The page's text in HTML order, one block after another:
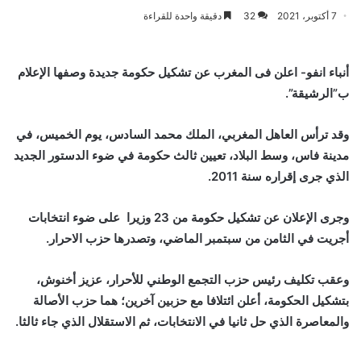
7 أكتوبر، 2021 32 دقيقة واحدة للقراءة
أنباء انفو- اعلن فى المغرب عن تشكيل حكومة جديدة وصفها الإعلام
ب”الرشيقة”.
وقد ترأس العاهل المغربي، الملك محمد السادس، يوم الخميس، في
مدينة فاس، وسط البلاد، تعيين ثالث حكومة في ضوء الدستور الجديد
الذي جرى إقراره سنة 2011.
وجرى الإعلان عن تشكيل حكومة من 23 وزيرا على ضوء انتخابات
أجريت في الثامن من سبتمبر الماضي، وتصدرها حزب الاحرار.
وعقب تكليف رئيس حزب التجمع الوطني للأحرار، عزيز أخنوش،
بتشكيل الحكومة، أعلن ائتلافا مع حزبين آخرين؛ هما حزب الأصالة
والمعاصرة الذي حل ثانيا في الانتخابات، ثم الاستقلال الذي جاء ثالثا.